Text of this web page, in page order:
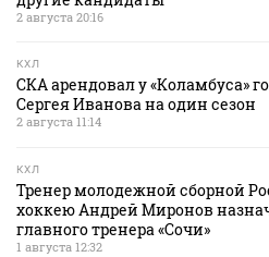
2 августа 20:16
КХЛ
СКА арендовал у «Коламбуса»
Сергея Иванова на один сезон
2 августа 11:14
КХЛ
Тренер молодежной сборной
хоккею Андрей Миронов
главного тренера «Сочи»
1 августа 12:32